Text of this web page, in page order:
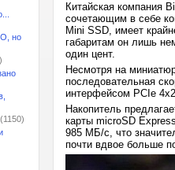
но
(1150)
Китайская компания
сочетающим в себе
Mini SSD, имеет
габаритам он лишь
один цент.
Несмотря на
последовательная
интерфейсом PCIe
Накопитель
карты microSD
985 МБ/с, что
почти вдвое больше